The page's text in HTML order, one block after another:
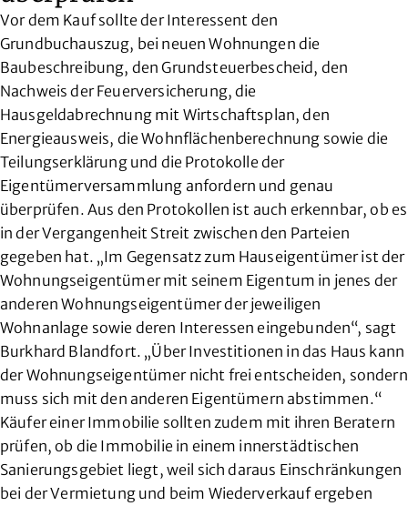
Vor dem Kauf sollte der Interessent den
Grundbuchauszug, bei neuen Wohnungen die
Baubeschreibung, den Grundsteuerbescheid, den
Nachweis der Feuerversicherung, die
Hausgeldabrechnung mit Wirtschaftsplan, den
Energieausweis, die Wohnflächenberechnung sowie die
Teilungserklärung und die Protokolle der
Eigentümerversammlung anfordern und genau
überprüfen. Aus den Protokollen ist auch erkennbar, ob es
in der Vergangenheit Streit zwischen den Parteien
gegeben hat. „Im Gegensatz zum Hauseigentümer ist der
Wohnungseigentümer mit seinem Eigentum in jenes der
anderen Wohnungseigentümer der jeweiligen
Wohnanlage sowie deren Interessen eingebunden“, sagt
Burkhard Blandfort. „Über Investitionen in das Haus kann
der Wohnungseigentümer nicht frei entscheiden, sondern
muss sich mit den anderen Eigentümern abstimmen.“
Käufer einer Immobilie sollten zudem mit ihren Beratern
prüfen, ob die Immobilie in einem innerstädtischen
Sanierungsgebiet liegt, weil sich daraus Einschränkungen
bei der Vermietung und beim Wiederverkauf ergeben